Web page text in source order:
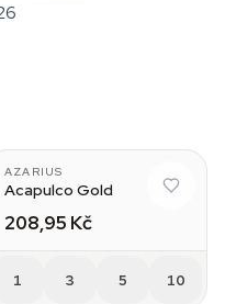
AZARIUS
Acapulco Gold
208,95 Kč
1 3 5 10